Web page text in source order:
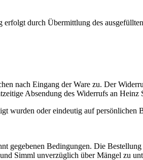
durch Übermittlung des
nach Eingang der Ware zu. Der
Absendung des Widerrufs an Heinz
wurden oder eindeutig auf
gegebenen Bedingungen. Die
Simml unverzüglich über Mängel zu